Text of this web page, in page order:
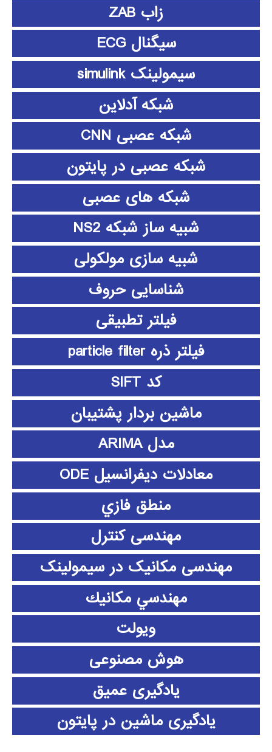
زاب ZAB
سیگنال ECG
سیمولینک simulink
شبکه آدلاین
شبکه عصبی CNN
شبکه عصبی در پایتون
شبکه های عصبی
شبیه ساز شبکه NS2
شبیه سازی مولکولی
شناسایی حروف
فیلتر تطبیقی
فیلتر ذره particle filter
کد SIFT
ماشین بردار پشتیبان
مدل ARIMA
معادلات دیفرانسیل ODE
منطق فازي
مهندسی کنترل
مهندسی مکانیک در سیمولینک
مهندسي مكانيك
ویولت
هوش مصنوعی
یادگیری عمیق
یادگیری ماشین در پایتون